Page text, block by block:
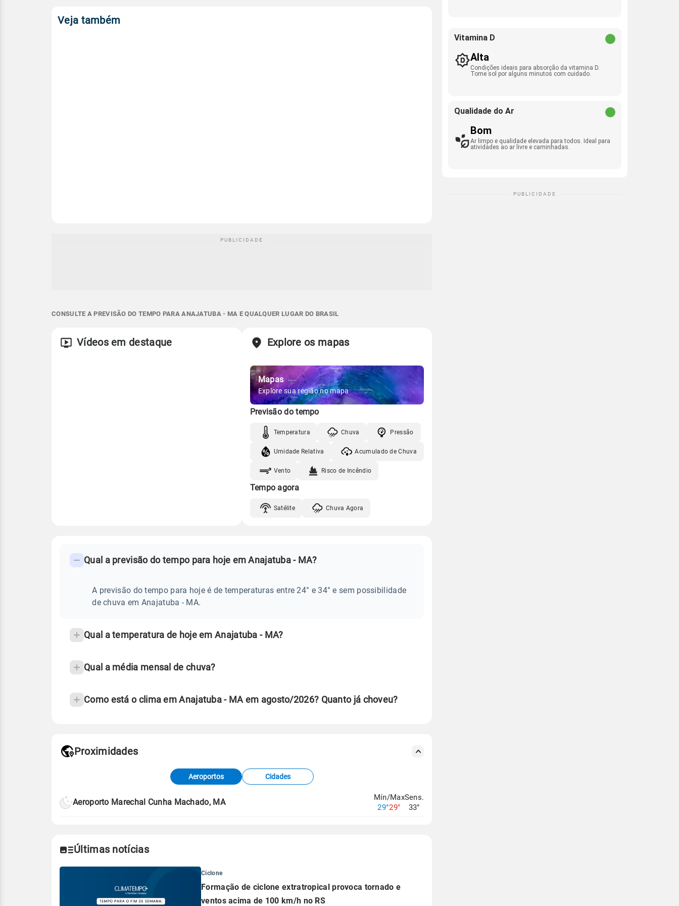
Veja também
CONSULTE A PREVISÃO DO TEMPO PARA ANAJATUBA - MA E QUALQUER LUGAR DO BRASIL
Vídeos em destaque Explore os mapas
Mapas
Explore sua região no mapa
Previsão do tempo
Temperatura Chuva Pressão
Umidade Relativa Acumulado de Chuva
Vento Risco de Incêndio
Tempo agora
Satélite Chuva Agora
PREVISÃO
frequentes
temperatura
Qual a previsão do tempo para hoje em Anajatuba - MA?
A previsão do tempo para hoje é de temperaturas entre 24° e 34° e sem possibilidade
de chuva em Anajatuba - MA.
Qual a temperatura de hoje em Anajatuba - MA?
Qual a média mensal de chuva?
Como está o clima em Anajatuba - MA em agosto/2026? Quanto já choveu?
de Tempo e Estudos Climáticos (CPTEC).
Proximidades
Aeroportos Cidades
Aeroporto Marechal Cunha Machado, MA
Mín/Max
29°29°
Sens.
33°
Últimas notícias
Ciclone
Formação de ciclone extratropical provoca tornado e
ventos acima de 100 km/h no RS
Vitamina D
Alta
Condições ideais para absorção da vitamina D.
Tome sol por alguns minutos com cuidado.
Qualidade do Ar
Bom
Ar limpo e qualidade elevada para todos. Ideal para
atividades ao ar livre e caminhadas.